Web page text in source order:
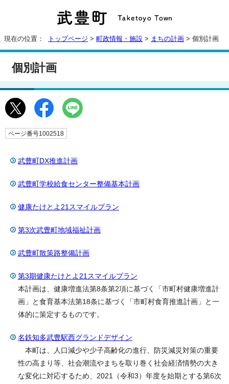
現在の位置： トップページ > 町政情報・施設 > まちの計画 > 個別計画
個別計画
ページ番号1002518
武豊町DX推進計画
武豊町学校給食センター整備基本計画
健康たけとよ21スマイルプラン
第3次武豊町地域福祉計画
武豊町散策路整備計画
第3期健康たけとよ21スマイルプラン
本計画は、健康増進法第8条第2項に基づく「市町村健康増進計
画」と食育基本法第18条に基づく「市町村食育推進計画」と一
体的に策定するものです。
名鉄知多武豊駅西グランドデザイン
本町は、人口減少や少子高齢化の進行、防災減災対策の重要
性の高まり等、社会潮流やまちを取り巻く社会経済情勢の大き
な変化に対応するため、2021（令和3）年度を始期とする第6次